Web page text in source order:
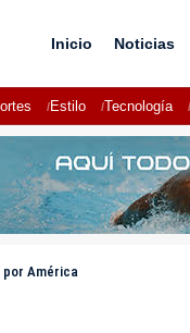
Inicio Noticias
Estilo Tecnología
por América